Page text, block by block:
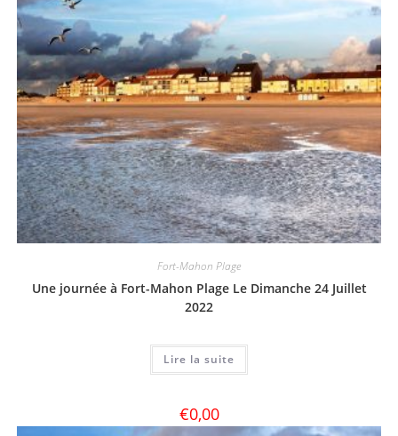
Fort-Mahon Plage
Une journée à Fort-Mahon Plage Le Dimanche 24 Juillet
2022
Lire la suite
€0,00